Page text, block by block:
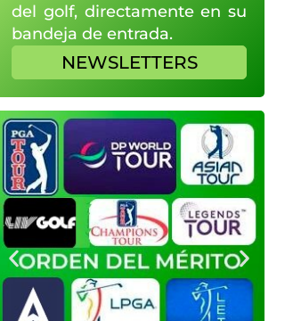
del golf, directamente en su
bandeja de entrada.
NEWSLETTERS